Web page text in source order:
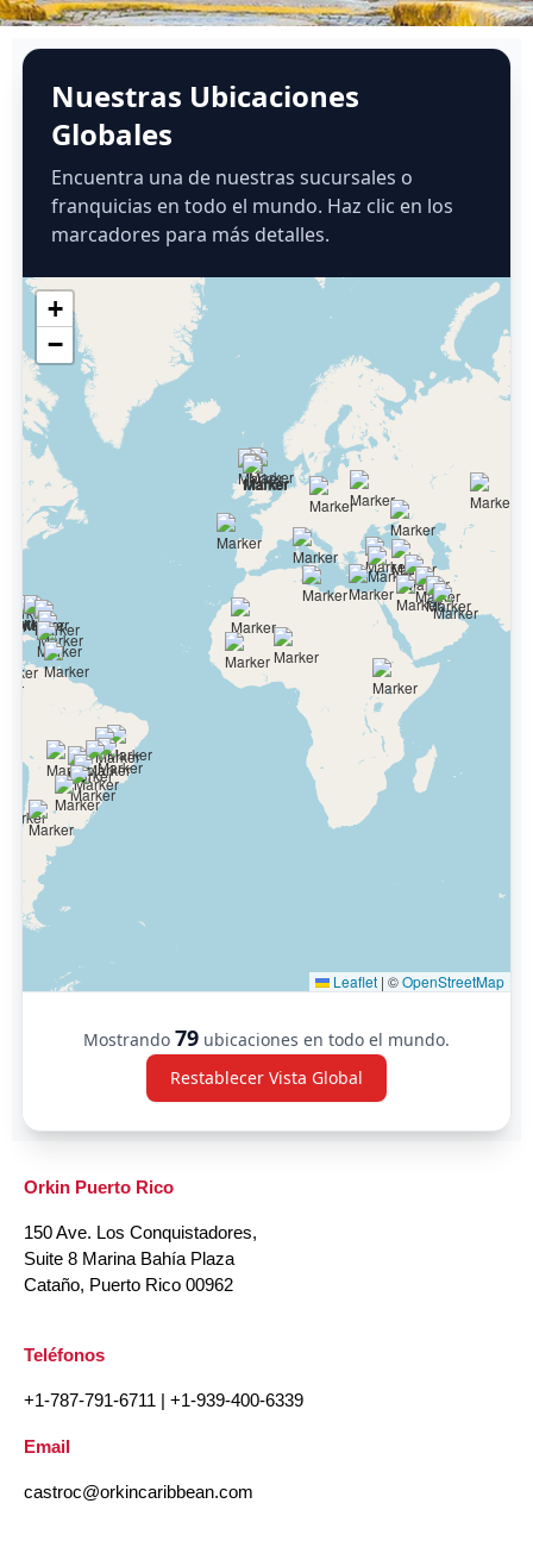
Nuestras Ubicaciones
Globales
Encuentra una de nuestras sucursales o
franquicias en todo el mundo. Haz clic en los
marcadores para más detalles.
+
−
Leaflet | ©OpenStreetMap
Mostrando 79 ubicaciones en todo el mundo.
Restablecer Vista Global
Orkin Puerto Rico
150 Ave. Los Conquistadores,
Suite 8 Marina Bahía Plaza
Cataño, Puerto Rico 00962
Teléfonos
+1-787-791-6711 +1-939-400-6339
Email
castroc@orkincaribbean.com